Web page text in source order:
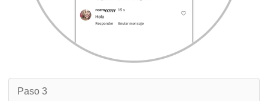
Paso 3